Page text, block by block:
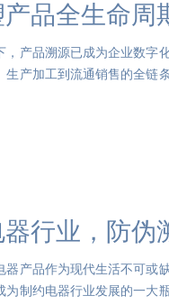
品全生命周
产品溯源已成为企业数字
产加工到流通销售的全链
行业，防伪
产品作为现代生活不可或
为制约电器行业发展的一大